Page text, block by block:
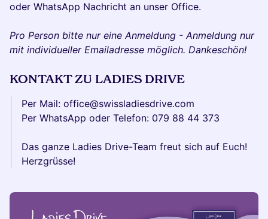
oder WhatsApp Nachricht an unser Office.
Pro Person bitte nur eine Anmeldung - Anmeldung nur
mit individueller Emailadresse möglich. Dankeschön!
KONTAKT ZU LADIES DRIVE
Per Mail: office@swissladiesdrive.com
Per WhatsApp oder Telefon: 079 88 44 373
Das ganze Ladies Drive-Team freut sich auf Euch!
Herzgrüsse!